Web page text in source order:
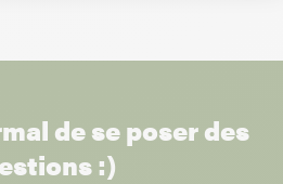
de se poser des
:)